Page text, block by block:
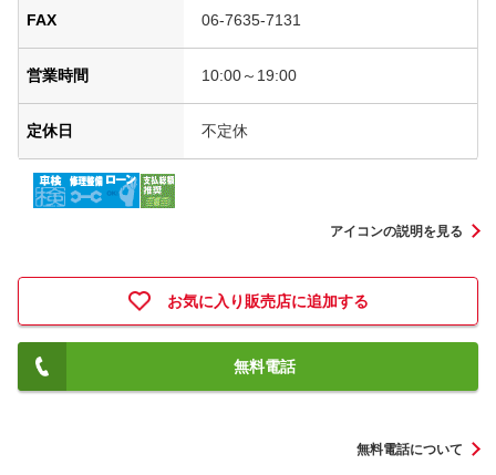
FAX 06-7635-7131
営業時間 10:00～19:00
定休日 不定休
アイコンの説明を見る
お気に入り販売店に追加する
無料電話
無料電話について